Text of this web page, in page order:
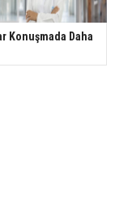
Konuşmada Daha